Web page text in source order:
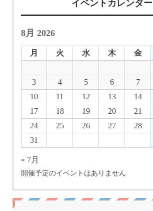
イベントカレンダー
8月 2026
月 火 水 木 金
3
4 5 6 7
10
11 12 13 14
17
18 19 20 21
24
25 26 27 28
31
« 7月
開催予定のイベントはありません